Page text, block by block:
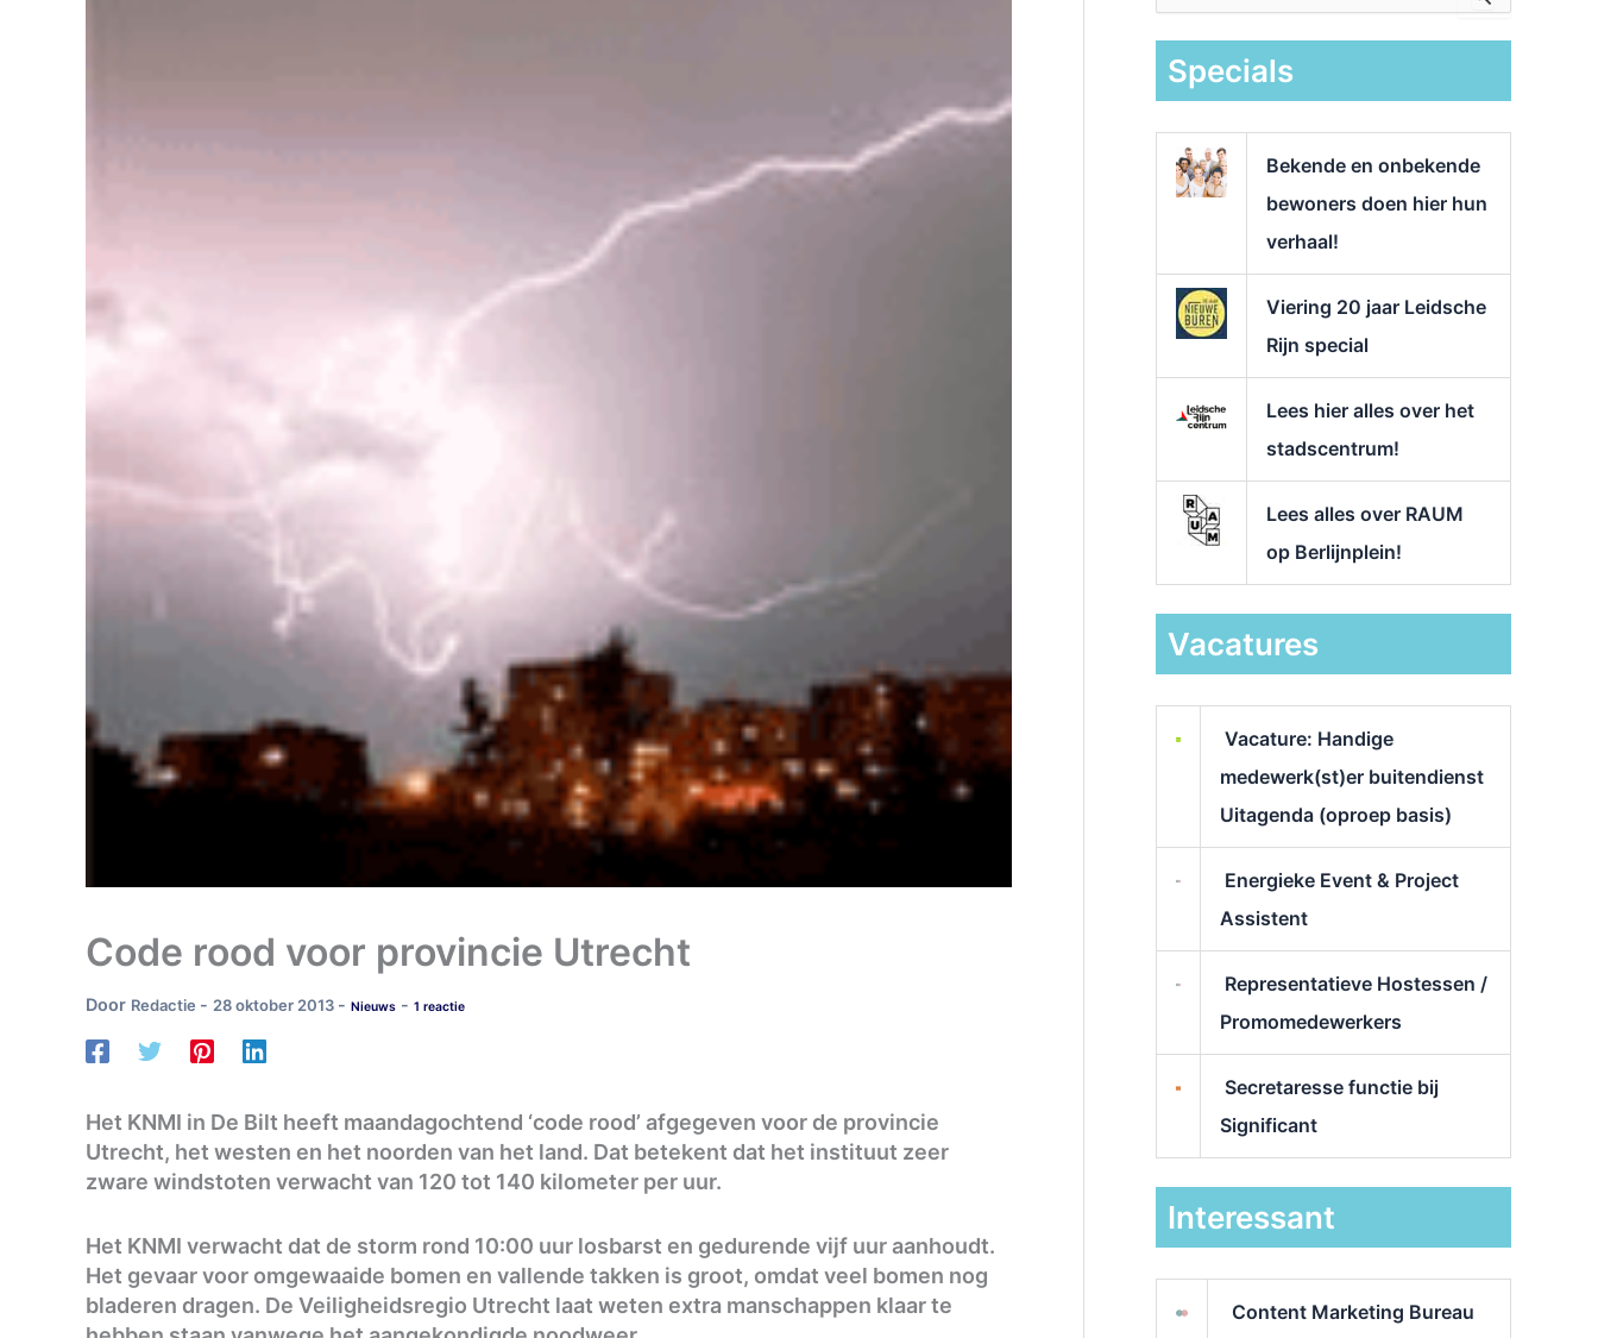
Code rood voor provincie Utrecht
Door Redactie - 28 oktober 2013 - Nieuws - 1 reactie
Het KNMI in De Bilt heeft maandagochtend ‘code rood’ afgegeven voor de provincie
Utrecht, het westen en het noorden van het land. Dat betekent dat het instituut zeer
zware windstoten verwacht van 120 tot 140 kilometer per uur.
Het KNMI verwacht dat de storm rond 10:00 uur losbarst en gedurende vijf uur aanhoudt.
Het gevaar voor omgewaaide bomen en vallende takken is groot, omdat veel bomen nog
bladeren dragen. De Veiligheidsregio Utrecht laat weten extra manschappen klaar te
k
Specials
Bekende en onbekende
bewoners doen hier hun
verhaal!
Viering 20 jaar Leidsche
Rijn special
Lees hier alles over het
stadscentrum!
Lees alles over RAUM
op Berlijnplein!
Vacatures
Vacature: Handige
medewerk(st)er buitendienst
Uitagenda (oproep basis)
Energieke Event & Project
Assistent
Representatieve Hostessen /
Promomedewerkers
Secretaresse functie bij
Significant
Interessant
Content Marketing Bureau